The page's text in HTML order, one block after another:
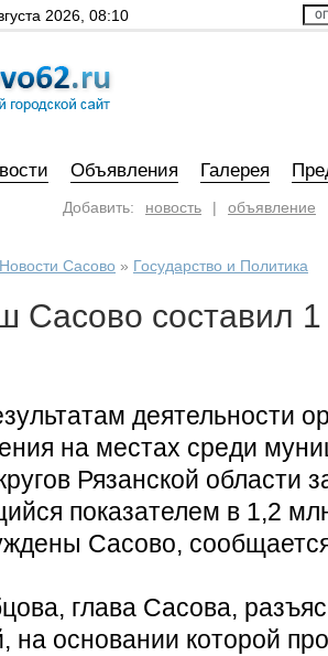
2026, 08:10
Объявления Галерея
Добавить: новость | объявление
Новости Сасово » Государство и Политика
Сасово составил
деятельности
на местах среди
Рязанской области
показателем в 1,2
Сасово,
глава Сасова,
на основании которой